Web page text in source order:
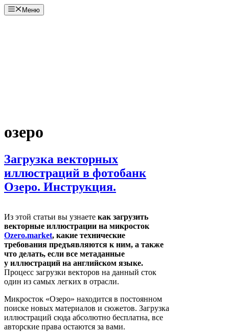
Перейти
к
Меню
озеро
Загрузка векторных
иллюстраций в фотобанк
Озеро. Инструкция.
Из этой статьи вы узнаете как загрузить
векторные иллюстрации на микросток
Ozero.market, какие технические
требования предъявляются к ним, а также
что делать, если все метаданные
у иллюстраций на английском языке.
Процесс загрузки векторов на данный сток
один из самых легких в отрасли.
Микросток «Озеро» находится в постоянном
поиске новых материалов и сюжетов. Загрузка
иллюстраций сюда абсолютно бесплатна, все
авторские права остаются за вами.